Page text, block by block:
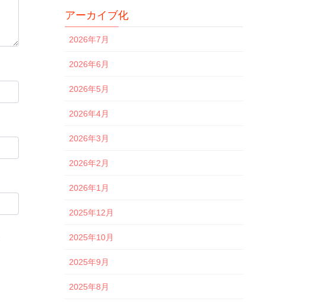
アーカイブ化
2026年7月
2026年6月
2026年5月
2026年4月
2026年3月
2026年2月
2026年1月
2025年12月
2025年10月
2025年9月
2025年8月